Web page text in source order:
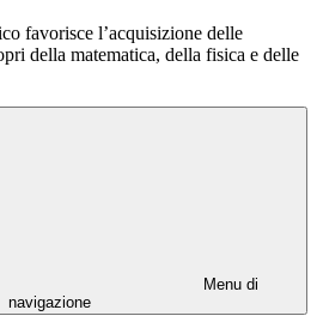
favorisce l’acquisizione delle
della matematica, della fisica e delle
Menu di
navigazione